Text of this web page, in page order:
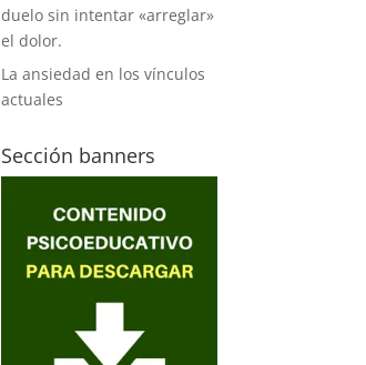
duelo sin intentar «arreglar»
el dolor.
La ansiedad en los vínculos
actuales
Sección banners